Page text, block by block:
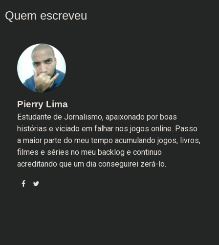
Pierry Lima
Estudante de Jornalismo, apaixonado por boas
histórias e viciado em falhar nos jogos online. Passo
a maior parte do meu tempo acumulando jogos, livros,
filmes e séries no meu backlog e continuo
acreditando que um dia conseguirei zerá-lo.